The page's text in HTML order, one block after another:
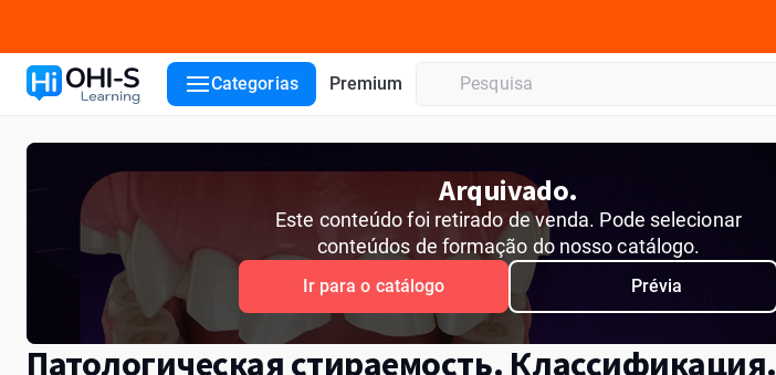
Categorias Premium
Arquivado.
Este conteúdo foi retirado de venda. Pode selecionar
conteúdos de formação do nosso catálogo.
Ir para o catálogo Prévia
Патологическая стираемость. Классификация.